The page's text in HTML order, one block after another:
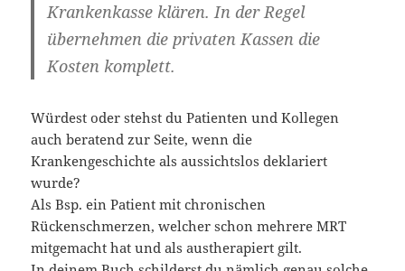
Krankenkasse klären. In der Regel
übernehmen die privaten Kassen die
Kosten komplett.
Würdest oder stehst du Patienten und Kollegen
auch beratend zur Seite, wenn die
Krankengeschichte als aussichtslos deklariert
wurde?
Als Bsp. ein Patient mit chronischen
Rückenschmerzen, welcher schon mehrere MRT
mitgemacht hat und als austherapiert gilt.